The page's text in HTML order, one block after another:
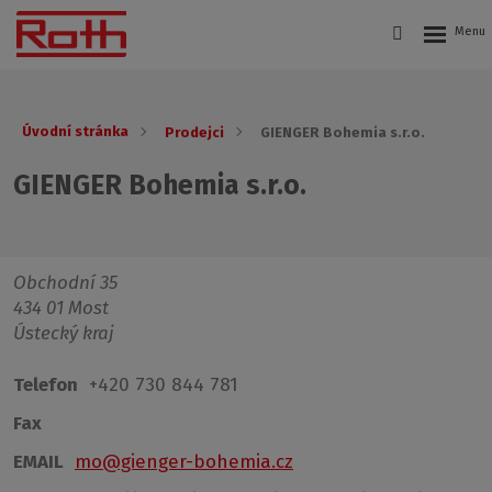
Úvodní stránka Prodejci GIENGER Bohemia s.r.o.
GIENGER Bohemia s.r.o.
Obchodní 35
434 01 Most
Ústecký kraj
Telefon +420 730 844 781
Fax
EMAIL
mo@gienger-bohemia.cz